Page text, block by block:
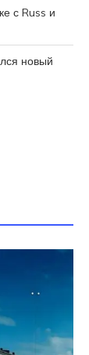
с Russ и
новый